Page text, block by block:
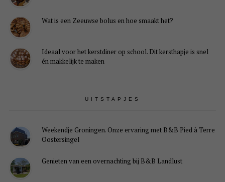
Wat is een Zeeuwse bolus en hoe smaakt het?
Ideaal voor het kerstdiner op school. Dit kersthapje is snel
én makkelijk te maken
UITSTAPJES
Weekendje Groningen. Onze ervaring met B&B Pied à Terre
Oostersingel
Genieten van een overnachting bij B&B Landlust